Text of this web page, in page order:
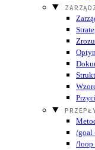
/goal
/loop